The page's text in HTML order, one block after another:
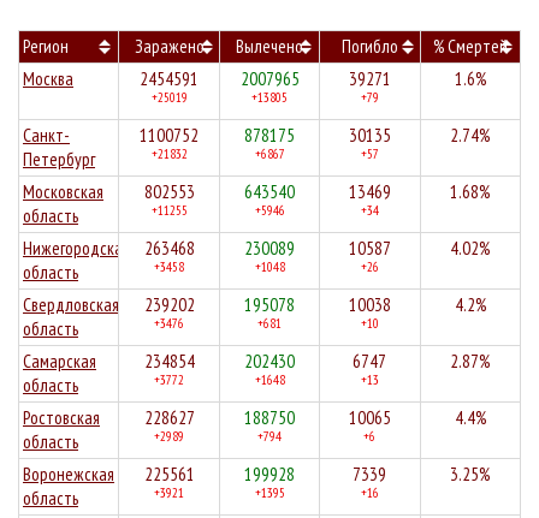
Регион Заражено Вылечено Погибло
% Смертей
Москва
2454591
+25019
2007965
+13805
39271
+79
1.6%
Санкт-
Петербург
1100752
+21832
878175
+6867
30135
+57
2.74%
Московская
область
802553
+11255
643540
+5946
13469
+34
1.68%
Нижегородская
область
263468
+3458
230089
+1048
10587
+26
4.02%
Свердловская
область
239202
+3476
195078
+681
10038
+10
4.2%
Самарская
область
234854
+3772
202430
+1648
6747
+13
2.87%
Ростовская
область
228627
+2989
188750
+794
10065
+6
4.4%
Воронежская
область
225561
+3921
199928
+1395
7339
+16
3.25%